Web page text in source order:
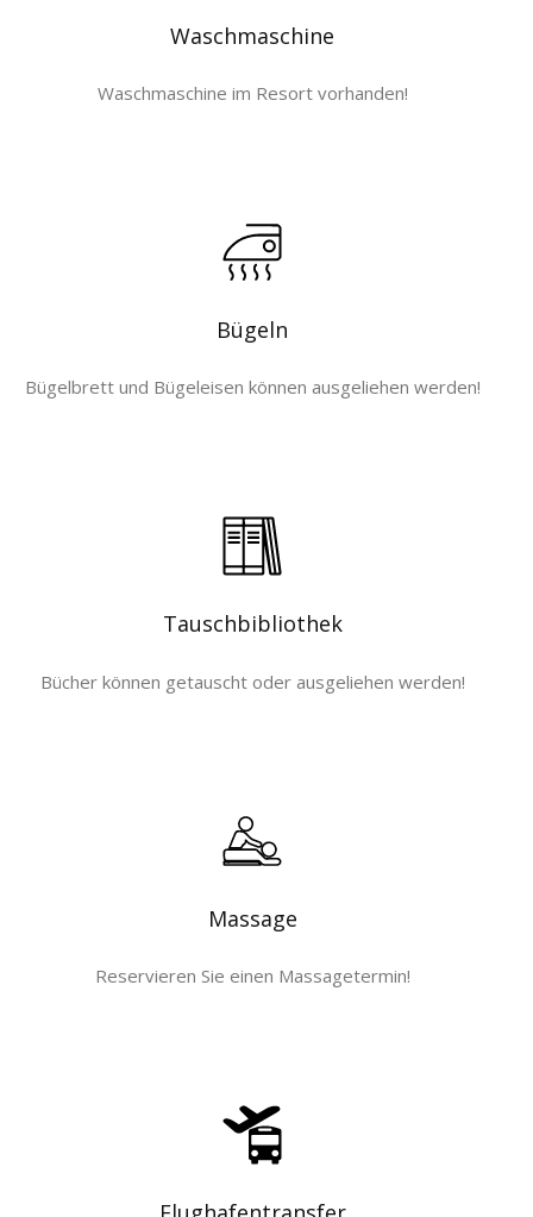
Waschmaschine
Waschmaschine im Resort vorhanden!
Bügeln
Bügelbrett und Bügeleisen können ausgeliehen werden!
Tauschbibliothek
Bücher können getauscht oder ausgeliehen werden!
Massage
Reservieren Sie einen Massagetermin!